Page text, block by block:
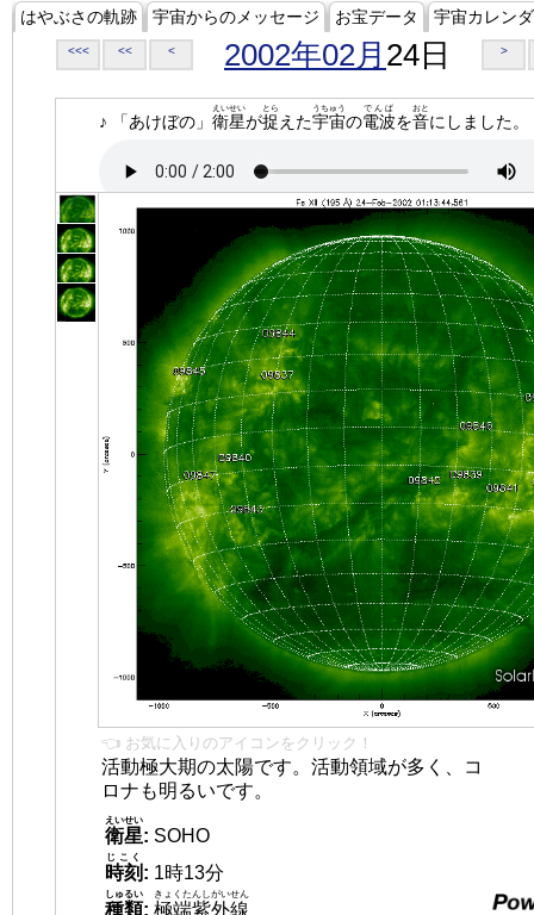
はやぶさの軌跡 宇宙からのメッセージ お宝データ 宇宙カレン
<<< << < 2002年02月 24日 >
♪ 「あけぼの」 衛星
えいせい
が捉
とら
えた宇宙
うちゅう
の電波
でんぱ
を音
おと
にしました。
👈 お気に入りのアイコンをクリック！
活動極大期の太陽です。活動領域が多く、コ
ロナも明るいです。
衛星
えいせい
: SOHO
時刻
じこく
: 1時13分
種類
しゅるい
: 極端紫外線
きょくたんしがいせん